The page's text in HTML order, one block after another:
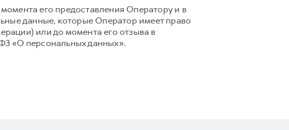
его предоставления Оператору и в
данные, которые Оператор имеет право
или до момента его отзыва в
ФЗ «О персональных данных».